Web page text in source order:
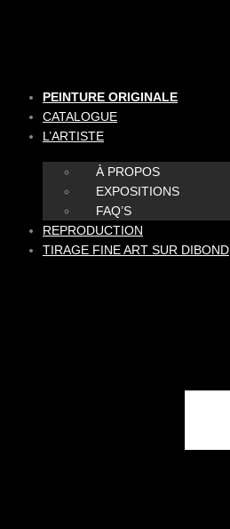
PEINTURE ORIGINALE
CATALOGUE
L’ARTISTE
À PROPOS
EXPOSITIONS
FAQ’S
REPRODUCTION
TIRAGE FINE ART SUR DIBOND